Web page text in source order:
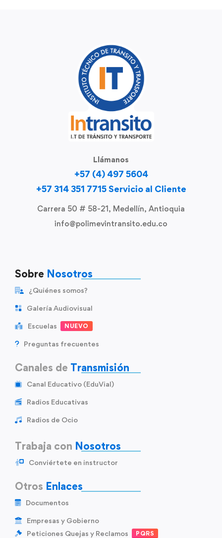
Llámanos
+57 (4) 497 5604
+57 314 351 7715 Servicio al Cliente
Carrera 50 # 58-21, Medellín, Antioquia
info@polimevintransito.edu.co
Sobre Nosotros
¿Quiénes somos?
Galería Audiovisual
Escuelas NUEVO
Preguntas frecuentes
Canales de Transmisión
Canal Educativo (EduVial)
Radios Educativas
Radios de Ocio
Trabaja con Nosotros
Conviértete en instructor
Otros Enlaces
Documentos
Empresas y Gobierno
Peticiones Quejas y Reclamos
PQRS